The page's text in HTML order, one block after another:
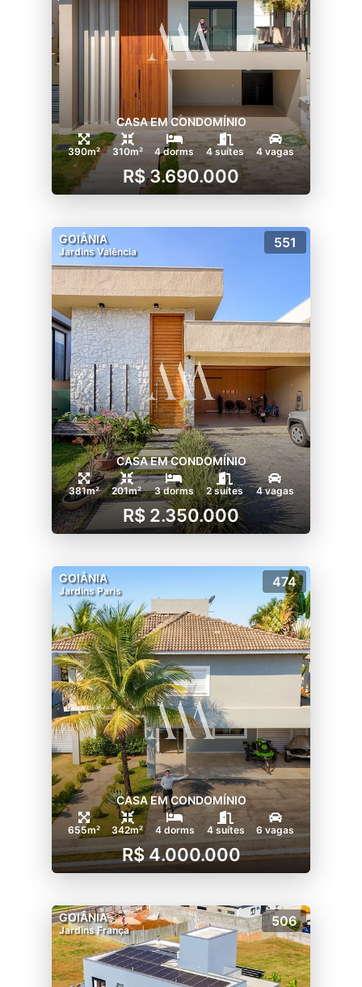
CASA EM CONDOMÍNIO
390m² 310m² 4 dorms 4 suítes 4 vagas
R$ 3.690.000
GOIÂNIA
Jardins Valência
551
CASA EM CONDOMÍNIO
381m² 201m² 3 dorms 2 suítes 4 vagas
R$ 2.350.000
GOIÂNIA
Jardins Paris
474
CASA EM CONDOMÍNIO
655m² 342m² 4 dorms 4 suítes 6 vagas
R$ 4.000.000
GOIÂNIA
Jardins França
506